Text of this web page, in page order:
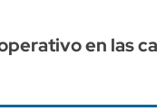
en las